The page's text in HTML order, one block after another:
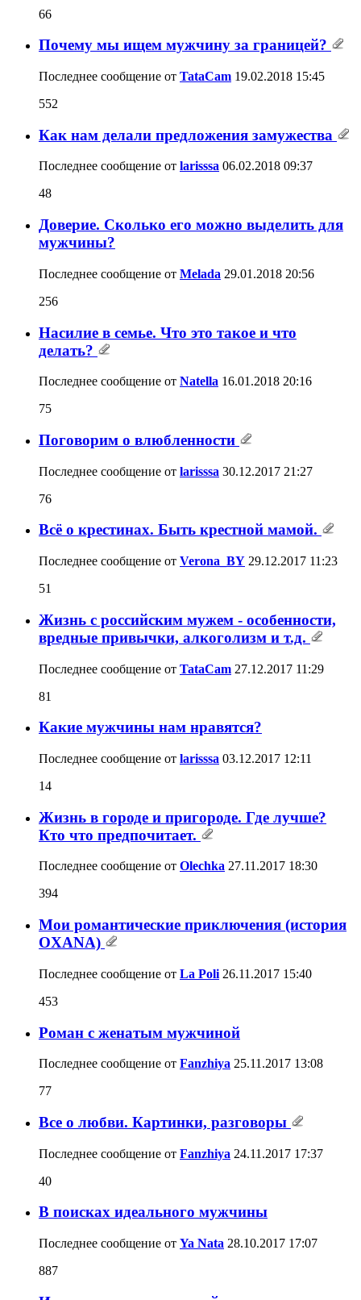
66
Почему мы ищем мужчину за границей?
Последнее сообщение от TataCam 19.02.2018 15:45
552
Как нам делали предложения замужества
Последнее сообщение от larisssa 06.02.2018 09:37
48
Доверие. Сколько его можно выделить для
мужчины?
Последнее сообщение от Melada 29.01.2018 20:56
256
Насилие в семье. Что это такое и что
делать?
Последнее сообщение от Natella 16.01.2018 20:16
75
Поговорим о влюбленности
Последнее сообщение от larisssa 30.12.2017 21:27
76
Всё о крестинах. Быть крестной мамой.
Последнее сообщение от Verona_BY 29.12.2017 11:23
51
Жизнь с российским мужем - особенности,
вредные привычки, алкоголизм и т.д.
Последнее сообщение от TataCam 27.12.2017 11:29
81
Какие мужчины нам нравятся?
Последнее сообщение от larisssa 03.12.2017 12:11
14
Жизнь в городе и пригороде. Где лучше?
Кто что предпочитает.
Последнее сообщение от Olechka 27.11.2017 18:30
394
Мои романтические приключения (история
OXANA)
Последнее сообщение от La Poli 26.11.2017 15:40
453
Роман с женатым мужчиной
Последнее сообщение от Fanzhiya 25.11.2017 13:08
77
Все о любви. Картинки, разговоры
Последнее сообщение от Fanzhiya 24.11.2017 17:37
40
В поисках идеального мужчины
Последнее сообщение от Ya Nata 28.10.2017 17:07
887